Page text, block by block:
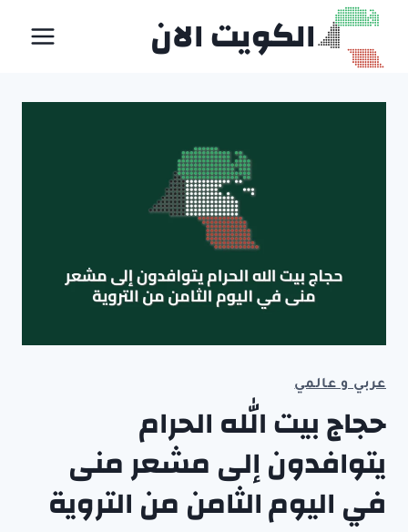
التجاوز
المحتوى
الكويت الان
عربي و عالمي
حجاج بيت الله الحرام
يتوافدون إلى مشعر منى
في اليوم الثامن من التروية